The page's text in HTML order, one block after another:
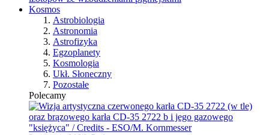
Kosmos
Astrobiologia
Astronomia
Astrofizyka
Egzoplanety
Kosmologia
Ukł. Słoneczny
Pozostałe
Polecamy